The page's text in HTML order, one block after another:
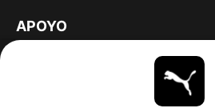
APOYO